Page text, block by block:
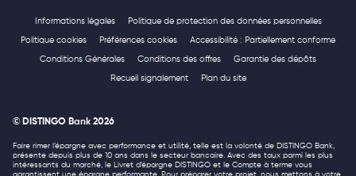
Informations légales Politique de protection des données personnelles
Politique cookies Préférences cookies Accessibilité : Partiellement conforme
Conditions Générales Conditions des offres Garantie des dépôts
Recueil signalement Plan du site
© DISTINGO Bank 2026
Faire rimer l’épargne avec performance et utilité, telle est la volonté de DISTINGO Bank,
présente depuis plus de 10 ans dans le secteur bancaire. Avec des taux parmi les plus
intéressants du marché, le Livret d’épargne DISTINGO et le Compte à terme vous
garantissent une épargne performante. Pour préparer votre projet, nous mettons à votre